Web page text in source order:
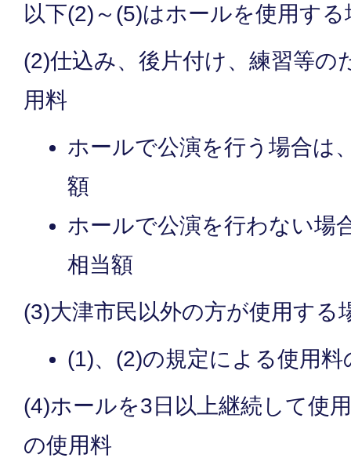
以下(2)～(5)はホールを使用す
(2)仕込み、後片付け、練習等の
用料
ホールで公演を行う場合は
額
ホールで公演を行わない場
相当額
(3)大津市民以外の方が使用する
(1)、(2)の規定による使用
(4)ホールを3日以上継続して使
の使用料